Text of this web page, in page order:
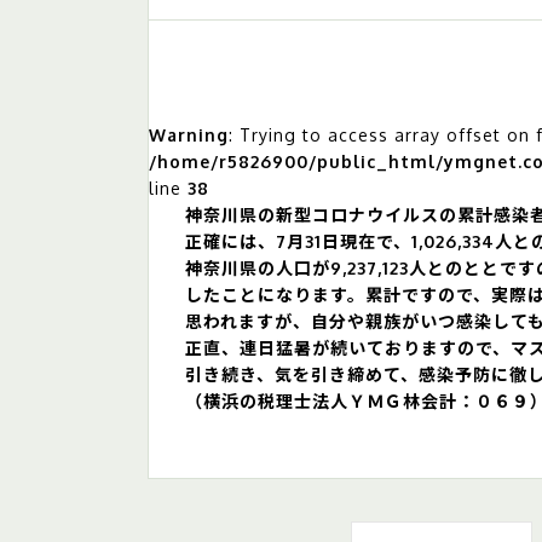
Warning: Trying to access array offset on
/home/r5826900/public_html/
line38
神奈川県の新型コロナウイルスの累計感染
正確には、7月31日現在で、1,026,334人と
神奈川県の人口が9,237,123人とのととです
したことになります。累計ですので、実際
思われますが、自分や親族がいつ感染して
正直、連日猛暑が続いておりますので、マ
引き続き、気を引き締めて、感染予防に徹
（横浜の税理士法人ＹＭＧ林会計：０６９